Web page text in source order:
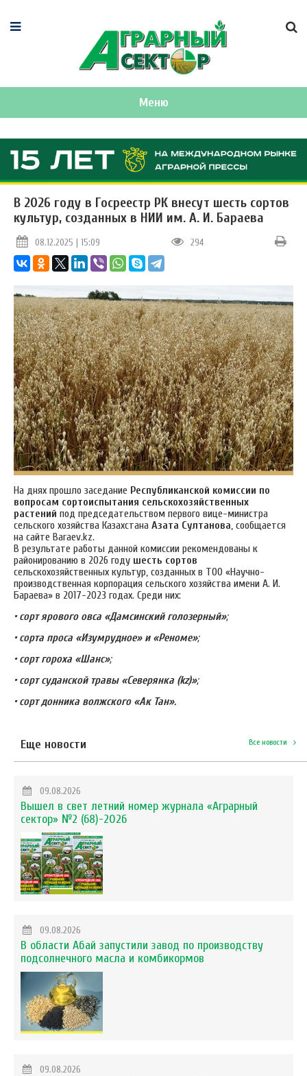
Меню
В 2026 году в Госреестр РК внесут шесть сортов
культур, созданных в НИИ им. А. И. Бараева
08.12.2025 | 15:09 294
На днях прошло заседание Республиканской комиссии по
вопросам сортоиспытания сельскохозяйственных
растений под председательством первого вице-министра
сельского хозяйства Казахстана Азата Султанова, сообщается
на сайте Вaraev.kz.
В результате работы данной комиссии рекомендованы к
районированию в 2026 году шесть сортов
сельскохозяйственных культур, созданных в ТОО «Научно-
производственная корпорация сельского хозяйства имени А. И.
Бараева» в 2017-2023 годах. Среди них:
• сорт ярового овса «Дамсинский голозерный»;
• сорта проса «Изумрудное» и «Реноме»;
• сорт гороха «Шанс»;
• сорт суданской травы «Северянка (kz)»;
• сорт донника волжского «Ак Тан».
Еще новости Все новости
09.08.2026
Вышел в свет летний номер журнала «Аграрный
сектор» №2 (68)-2026
09.08.2026
В области Абай запустили завод по производству
подсолнечного масла и комбикормов
09.08.2026